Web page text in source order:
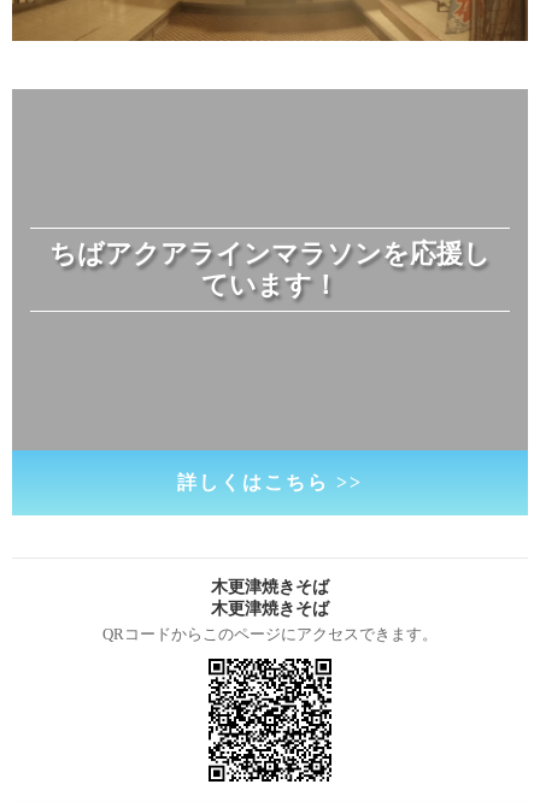
ちばアクアラインマラソンを応援し
ています！
詳しくはこちら >>
木更津焼きそば
木更津焼きそば
QRコードからこのページにアクセスできます。